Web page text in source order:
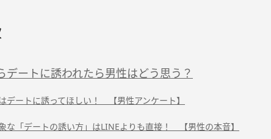
デートに誘われたら男性はどう思う？
デートに誘ってほしい！ 【男性アンケート】
な「デートの誘い方」はLINEよりも直接！ 【男性の本音】